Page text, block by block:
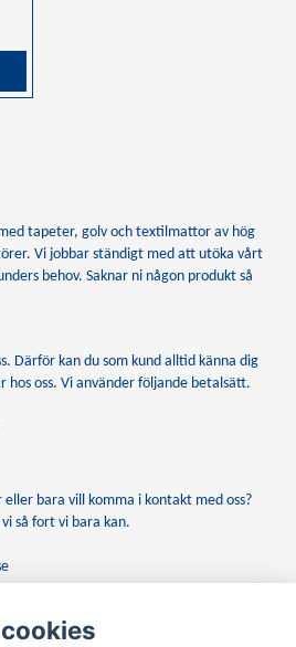
tapeter, golv och textilmattor av hög
Vi jobbar ständigt med att utöka vårt
behov. Saknar ni någon produkt så
Därför kan du som kund alltid känna dig
hos oss. Vi använder följande betalsätt.
bara vill komma i kontakt med oss?
så fort vi bara kan.